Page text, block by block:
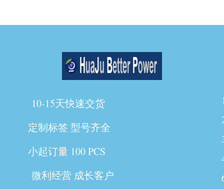
10-15天快速交货
定制标签 型号齐全
小起订量 100 PCS
微利经营 成长客户